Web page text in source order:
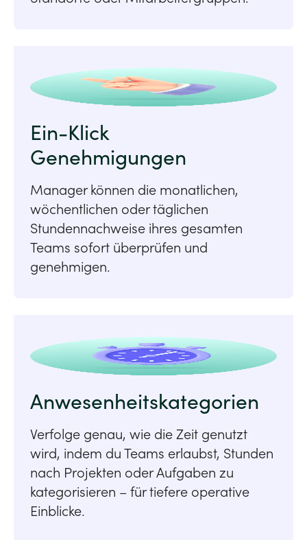
Ein-Klick
Genehmigungen
Manager können die monatlichen,
wöchentlichen oder täglichen
Stundennachweise ihres gesamten
Teams sofort überprüfen und
genehmigen.
Anwesenheitskategorien
Verfolge genau, wie die Zeit genutzt
wird, indem du Teams erlaubst, Stunden
nach Projekten oder Aufgaben zu
kategorisieren – für tiefere operative
Einblicke.